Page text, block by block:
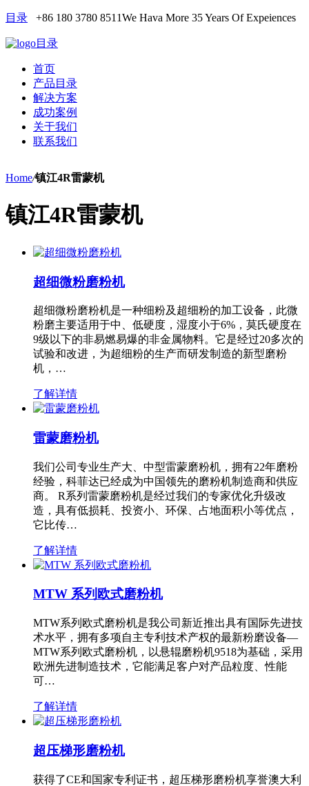
目录 +86 180 3780 8511We Hava More 35 Years Of Expeiences
目录
首页
产品目录
解决方案
成功案例
关于我们
联系我们
Home/镇江4R雷蒙机
镇江4R雷蒙机
超细微粉磨粉机
超细微粉磨粉机是一种细粉及超细粉的加工设备，此微
粉磨主要适用于中、低硬度，湿度小于6%，莫氏硬度在
9级以下的非易燃易爆的非金属物料。它是经过20多次的
试验和改进，为超细粉的生产而研发制造的新型磨粉
机，…
了解详情
雷蒙磨粉机
我们公司专业生产大、中型雷蒙磨粉机，拥有22年磨粉
经验，科菲达已经成为中国领先的磨粉机制造商和供应
商。 R系列雷蒙磨粉机是经过我们的专家优化升级改
造，具有低损耗、投资小、环保、占地面积小等优点，
它比传…
了解详情
MTW 系列欧式磨粉机
MTW系列欧式磨粉机是我公司新近推出具有国际先进技
术水平，拥有多项自主专利技术产权的最新粉磨设备—
MTW系列欧式磨粉机，以悬辊磨粉机9518为基础，采用
欧洲先进制造技术，它能满足客户对产品粒度、性能
可…
了解详情
超压梯形磨粉机
获得了CE和国家专利证书，超压梯形磨粉机享誉澳大利